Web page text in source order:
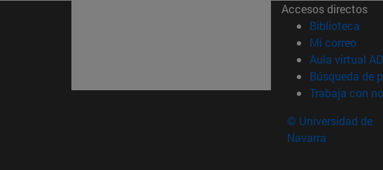
Accesos directos
Biblioteca
Mi correo
Aula virtual
Búsqueda de
Trabaja con
© Universidad de
Navarra